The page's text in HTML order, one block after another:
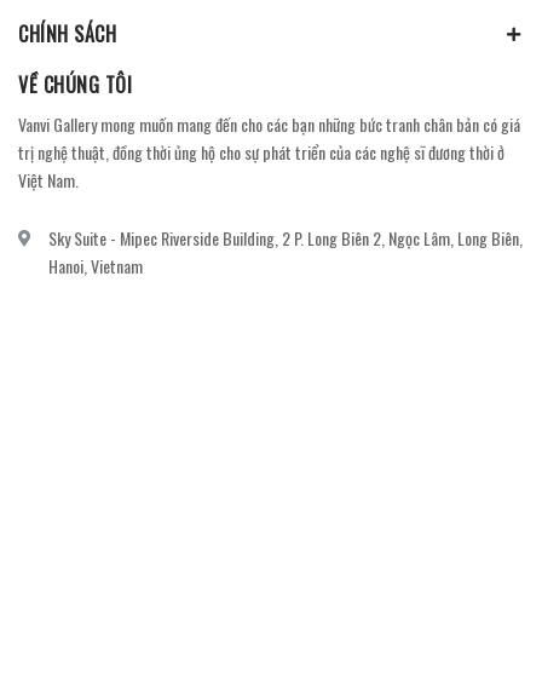
CHÍNH SÁCH
VỀ CHÚNG TÔI
Vanvi Gallery mong muốn mang đến cho các bạn những bức tranh chân bản có giá
trị nghệ thuật, đồng thời ủng hộ cho sự phát triển của các nghệ sĩ đương thời ở
Việt Nam.
Sky Suite - Mipec Riverside Building, 2 P. Long Biên 2, Ngọc Lâm, Long Biên,
Hanoi, Vietnam